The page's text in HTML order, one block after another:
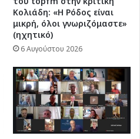
Κολιάδη: «Η Ρόδος είναι
μικρή, όλοι γνωριζόμαστε»
(ηχητικό)
6 Αυγούστου 2026